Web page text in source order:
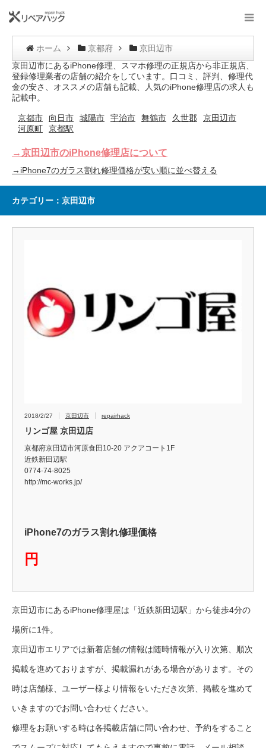
ホーム 京都府
京田辺市
京田辺市にあるiPhone修理、スマホ修理の正規店から非正規店、
登録修理業者の店舗の紹介をしています。口コミ、評判、修理代
金の安さ、オススメの店舗も記載、人気のiPhone修理店の求人も
記載中。
京都市 向日市 城陽市 宇治市 舞鶴市 久世郡
京田辺市
河原町
京都駅
→京田辺市のiPhone修理店について
→iPhone7のガラス割れ修理価格が安い順に並べ替える
カテゴリー：京田辺市
2018/2/27 京田辺市 repairhack
リンゴ屋 京田辺店
京都府京田辺市河原食田10-20 アクアコート1F
近鉄新田辺駅
0774-74-8025
http://mc-works.jp/
iPhone7のガラス割れ修理価格
円
京田辺市にあるiPhone修理屋は「近鉄新田辺駅」から徒歩4分の
場所に1件。
京田辺市エリアでは新着店舗の情報は随時情報が入り次第、順次
掲載を進めておりますが、掲載漏れがある場合があります。その
時は店舗様、ユーザー様より情報をいただき次第、掲載を進めて
いきますのでお問い合わせください。
修理をお願いする時は各掲載店舗に問い合わせ、予約をすること